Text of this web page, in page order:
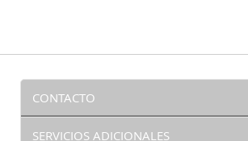
CONTACTO
SERVICIOS ADICIONALES